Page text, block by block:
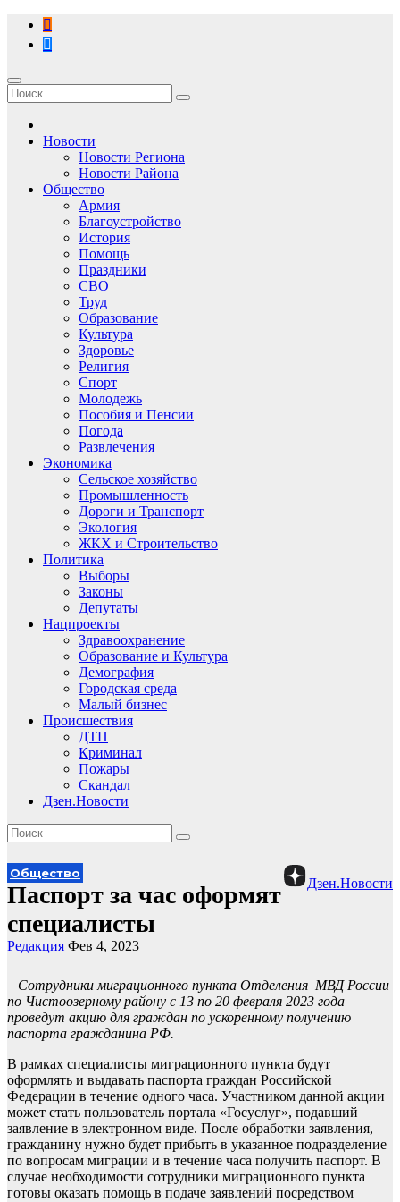
Перейти
содержимому
Новости
Новости Региона
Новости Района
Общество
Армия
Благоустройство
История
Помощь
Праздники
СВО
Труд
Образование
Культура
Здоровье
Религия
Спорт
Молодежь
Пособия и Пенсии
Погода
Развлечения
Экономика
Сельское хозяйство
Промышленность
Дороги и Транспорт
Экология
ЖКХ и Строительство
Политика
Выборы
Законы
Депутаты
Нацпроекты
Здравоохранение
Образование и Культура
Демография
Городская среда
Малый бизнес
Происшествия
ДТП
Криминал
Пожары
Скандал
Дзен.Новости
Дзен.Новости
Общество
Паспорт за час оформят
специалисты
Редакция Фев 4, 2023
Сотрудники миграционного пункта Отделения МВД России
по Чистоозерному району с 13 по 20 февраля 2023 года
проведут акцию для граждан по ускоренному получению
паспорта гражданина РФ.
В рамках специалисты миграционного пункта будут
оформлять и выдавать паспорта граждан Российской
Федерации в течение одного часа. Участником данной акции
может стать пользователь портала «Госуслуг», подавший
заявление в электронном виде. После обработки заявления,
гражданину нужно будет прибыть в указанное подразделение
по вопросам миграции и в течение часа получить паспорт. В
случае необходимости сотрудники миграционного пункта
готовы оказать помощь в подаче заявлений посредством